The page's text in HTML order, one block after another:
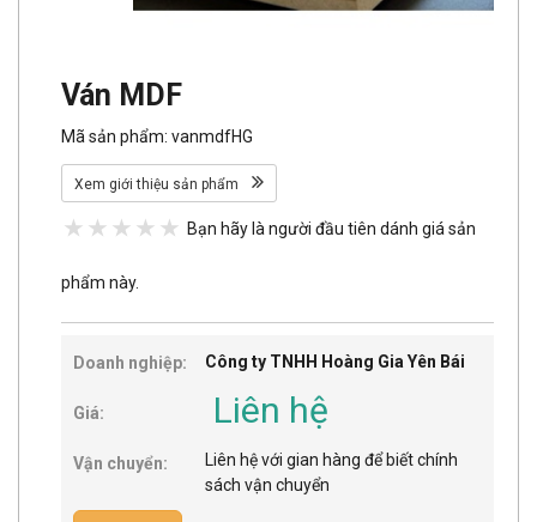
Ván MDF
Mã sản phẩm: vanmdfHG
Xem giới thiệu sản phẩm
Bạn hãy là người đầu tiên dánh giá sản
phẩm này.
Doanh nghiệp: Công ty TNHH Hoàng Gia Yên Bái
Giá: Liên hệ
Vận chuyển:
Liên hệ với gian hàng để biết chính
sách vận chuyển